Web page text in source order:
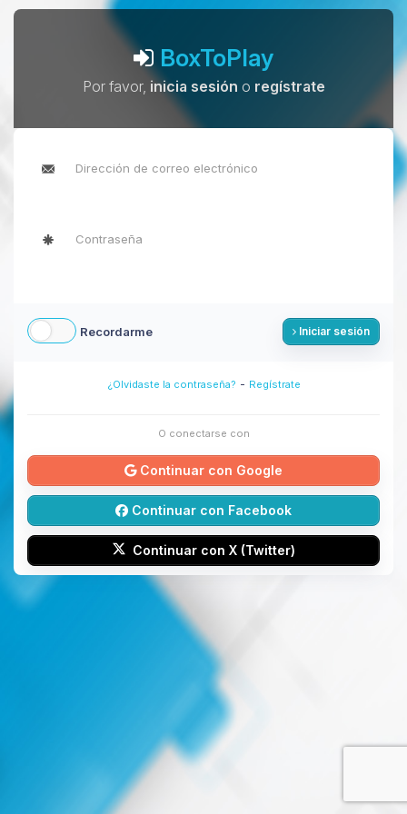
BoxToPlay
Por favor, inicia sesión o regístrate
Recordarme Iniciar sesión
¿Olvidaste la contraseña? - Regístrate
O conectarse con
Continuar con Google
Continuar con Facebook
Continuar con X (Twitter)